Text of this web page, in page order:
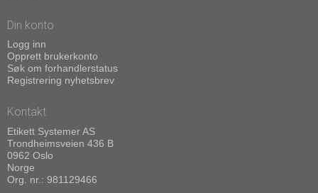
Din konto
Logg inn
Opprett brukerkonto
Søk om forhandlerstatus
Registrering nyhetsbrev
Kontakt
Etikett Systemer AS
Trondheimsveien 436 B
0962 Oslo
Norge
Org. nr.: 981129466